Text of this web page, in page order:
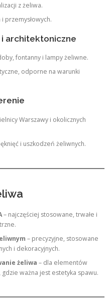
z żeliwa.
przemysłowych.
architektoniczne
fontanny i lampy żeliwne.
odporne na warunki
Warszawy i okolicznych
i uszkodzeń żeliwnych.
– najczęściej stosowane, trwałe i
– precyzyjne, stosowane
i dekoracyjnych.
żeliwa – dla elementów
ważna jest estetyka spawu.